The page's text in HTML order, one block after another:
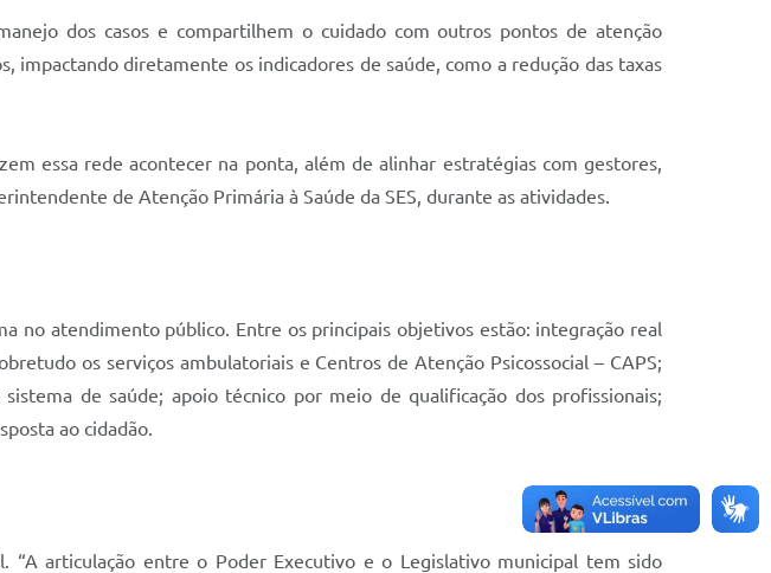
dos casos e compartilhem o cuidado com outros pontos de atenção
impactando diretamente os indicadores de saúde, como a redução das taxas
essa rede acontecer na ponta, além de alinhar estratégias com gestores,
de Atenção Primária à Saúde da SES, durante as atividades.
no atendimento público. Entre os principais objetivos estão: integração real
os serviços ambulatoriais e Centros de Atenção Psicossocial – CAPS;
de saúde; apoio técnico por meio de qualificação dos profissionais;
ao cidadão.
articulação entre o Poder Executivo e o Legislativo municipal tem sido